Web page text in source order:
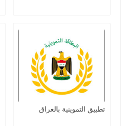
تطبيق التموينية بالعراق